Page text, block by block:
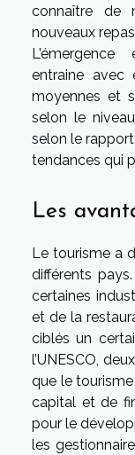
connaître de
nouveaux
entraine avec
moyennes et
selon le
selon le
tendances qui
Les
Le tourisme a
différents
certaines
et de la
ciblés un
l’UNESCO,
que le
capital et de
pour le
les